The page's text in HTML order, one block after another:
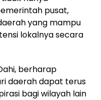
pusat,
yang mampu
lokalnya secara
berharap
daerah dapat terus
bagi wilayah lain